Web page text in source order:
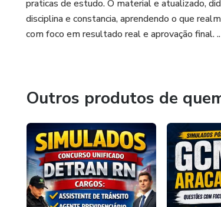
praticas de estudo. O material e atualizado,
disciplina e constancia, aprendendo o que
com foco em resultado real e aprovação final. ..
Outros produtos de